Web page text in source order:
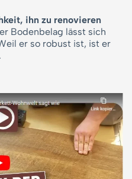
ihn zu renovieren
Bodenbelag lässt sich
er so robust ist, ist er